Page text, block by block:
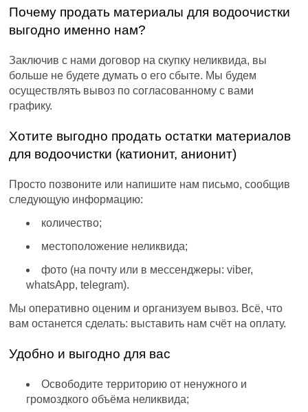
Почему продать материалы для водоочистки
выгодно именно нам?
Заключив с нами договор на скупку неликвида, вы
больше не будете думать о его сбыте. Мы будем
осуществлять вывоз по согласованному с вами
графику.
Хотите выгодно продать остатки материалов
для водоочистки (катионит, анионит)
Просто позвоните или напишите нам письмо, сообщив
следующую информацию:
количество;
местоположение неликвида;
фото (на почту или в мессенджеры: viber,
whatsApp, telegram).
Мы оперативно оценим и организуем вывоз. Всё, что
вам останется сделать: выставить нам счёт на оплату.
Удобно и выгодно для вас
Освободите территорию от ненужного и
громоздкого объёма неликвида;